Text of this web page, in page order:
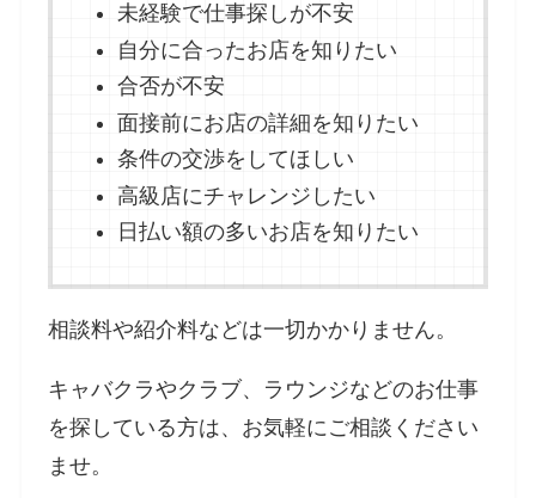
未経験で仕事探しが不安
自分に合ったお店を知りたい
合否が不安
面接前にお店の詳細を知りたい
条件の交渉をしてほしい
高級店にチャレンジしたい
日払い額の多いお店を知りたい
相談料や紹介料などは一切かかりません。
キャバクラやクラブ、ラウンジなどのお仕事
を探している方は、お気軽にご相談ください
ませ。